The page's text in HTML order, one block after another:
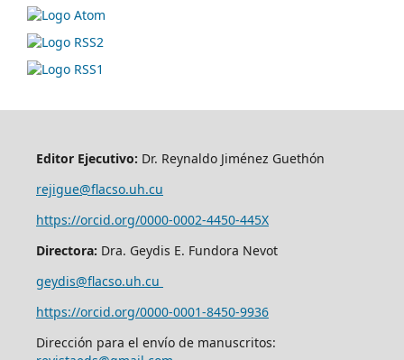
Editor Ejecutivo: Dr. Reynaldo Jiménez Guethón
rejigue@flacso.uh.cu
https://orcid.org/0000-0002-4450-445X
Directora: Dra. Geydis E. Fundora Nevot
geydis@flacso.uh.cu
https://orcid.org/0000-0001-8450-9936
Dirección para el envío de manuscritos: